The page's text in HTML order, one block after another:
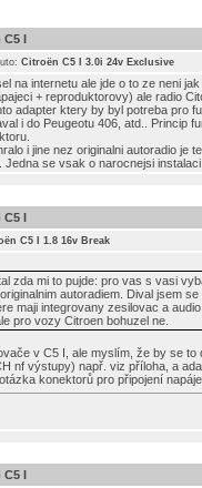
C5 I
Citroën C5 I 3.0i 24v Exclusive
na internetu ale jde o to ze neni
+ reproduktorovy) ale radio
adapter ktery by byl potreba pro
i do Peugeotu 406, atd.. Princip
i jine nez originalni autoradio je
se vsak o narocnejsi
C5 I
C5 I 1.8 16v Break
zda mi to pujde: pro vas s vasi
autoradiem. Dival jsem
maji integrovany zesilovac a
pro vozy Citroen bohuzel ne.
v C5 I, ale myslím, že by se
nf výstupy) např. viz příloha, a
konektorů pro připojení
C5 I